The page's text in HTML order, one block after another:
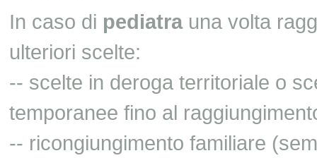
In caso di pediatrauna volta
ulteriori scelte:
-- scelte in deroga territoriale o
temporanee fino al
-- ricongiungimento familiare